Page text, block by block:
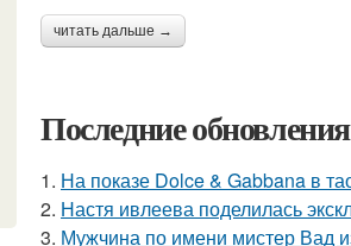
читать дальше →
Последние
1. На показе Dolce & Gabbana в
2. Настя ивлеева поделилась
3. Мужчина по имени мистер Вад